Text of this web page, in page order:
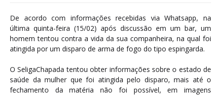
De acordo com informações recebidas via Whatsapp, na
última quinta-feira (15/02) após discussão em um bar, um
homem tentou contra a vida da sua companheira, na qual foi
atingida por um disparo de arma de fogo do tipo espingarda.
O SeligaChapada tentou obter informações sobre o estado de
saúde da mulher que foi atingida pelo disparo, mais até o
fechamento da matéria não foi possível, em imagens